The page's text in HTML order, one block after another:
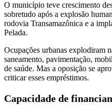
O município teve crescimento
sobretudo após a explosão
rodovia Transamazônica e a
Pelada.
Ocupações urbanas explodiram
saneamento, pavimentação,
de saúde. Mas a oposição se
criticar esses empréstimos.
Capacidade de